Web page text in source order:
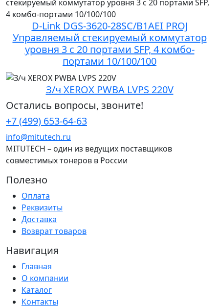
D-Link DGS-3620-28SC/B1AEI PROJ
Управляемый стекируемый коммутатор
уровня 3 с 20 портами SFP, 4 комбо-
портами 10/100/100
З/ч XEROX PWBA LVPS 220V
Остались вопросы, звоните!
+7 (499) 653-64-63
info@mitutech.ru
MITUTECH – один из ведущих поставщиков
совместимых тонеров в России
Полезно
Оплата
Реквизиты
Доставка
Возврат товаров
Навигация
Главная
О компании
Каталог
Контакты